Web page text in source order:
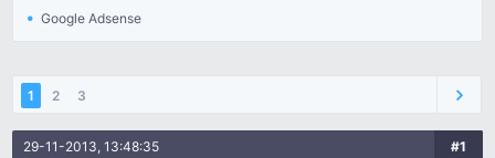
Google Adsense
1 2 3
29-11-2013, 13:48:35 #1